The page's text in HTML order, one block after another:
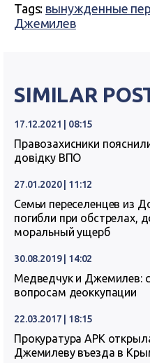
Tags: вынужденные
Джемилев
SIMILAR
17.12.2021 | 08:15
Правозахисники
довідку ВПО
27.01.2020 | 11:12
Семьи переселенцев из
погибли при обстрелах,
моральный ущерб
30.08.2019 | 14:02
Медведчук и Джемилев:
вопросам деоккупации
22.03.2017 | 18:15
Прокуратура АРК
Джемилеву въезда в